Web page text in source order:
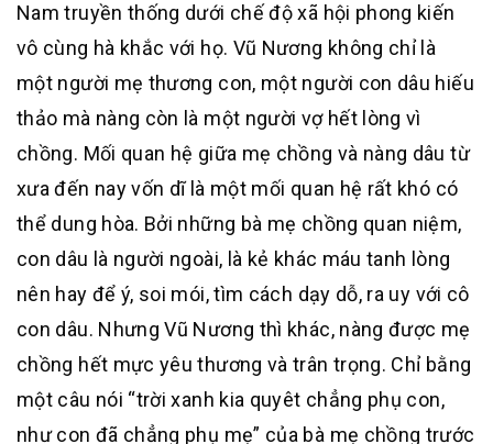
Nam truyền thống dưới chế độ xã hội phong kiến
vô cùng hà khắc với họ. Vũ Nương không chỉ là
một người mẹ thương con, một người con dâu hiếu
thảo mà nàng còn là một người vợ hết lòng vì
chồng. Mối quan hệ giữa mẹ chồng và nàng dâu từ
xưa đến nay vốn dĩ là một mối quan hệ rất khó có
thể dung hòa. Bởi những bà mẹ chồng quan niệm,
con dâu là người ngoài, là kẻ khác máu tanh lòng
nên hay để ý, soi mói, tìm cách dạy dỗ, ra uy với cô
con dâu. Nhưng Vũ Nương thì khác, nàng được mẹ
chồng hết mực yêu thương và trân trọng. Chỉ bằng
một câu nói “trời xanh kia quyêt chẳng phụ con,
như con đã chẳng phụ mẹ” của bà mẹ chồng trước